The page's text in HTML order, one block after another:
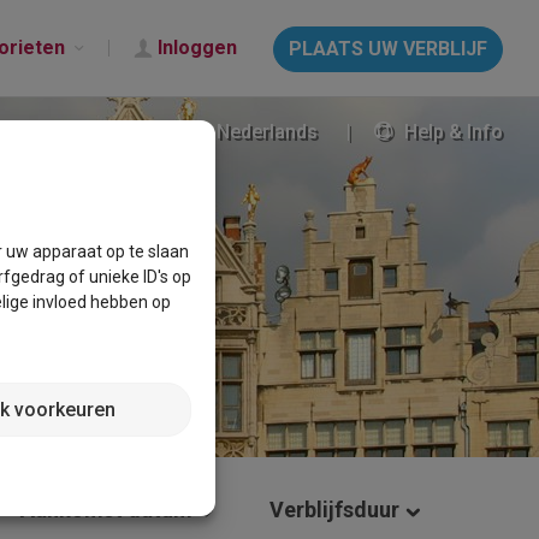
Inloggen PLAATS UW VERBLIJF
Nederlands Help & Info
Verblijfsduur
apparaat op te slaan
of unieke ID's op
invloed hebben op
voorkeuren